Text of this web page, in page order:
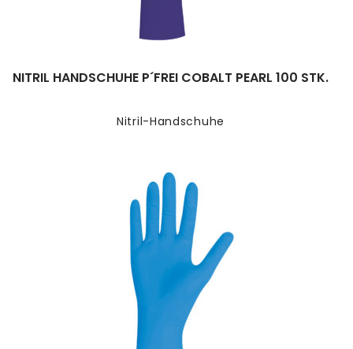
Nitril-Handschuhe
NITRIL HANDSCHUHE P´FREI COBALT PEARL 100 STK.